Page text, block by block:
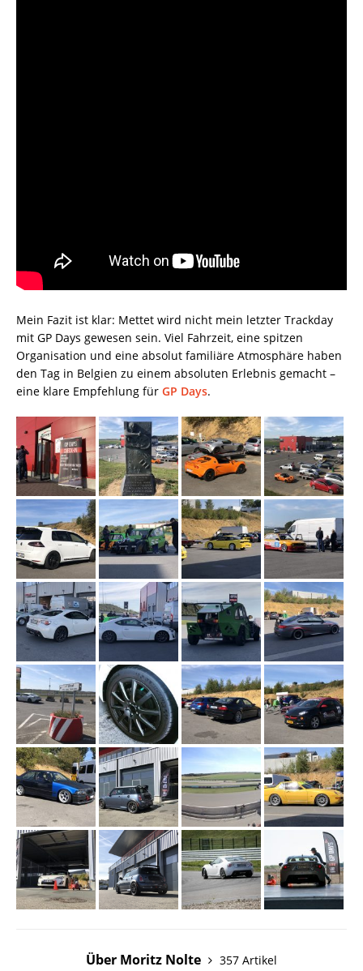
Mein Fazit ist klar: Mettet wird nicht mein letzter Trackday
mit GP Days gewesen sein. Viel Fahrzeit, eine spitzen
Organisation und eine absolut familiäre Atmosphäre haben
den Tag in Belgien zu einem absoluten Erlebnis gemacht –
eine klare Empfehlung für GP Days.
Über Moritz Nolte 357 Artikel